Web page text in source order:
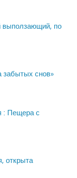
выползающий, по
снов»
: Пещера с
открыта